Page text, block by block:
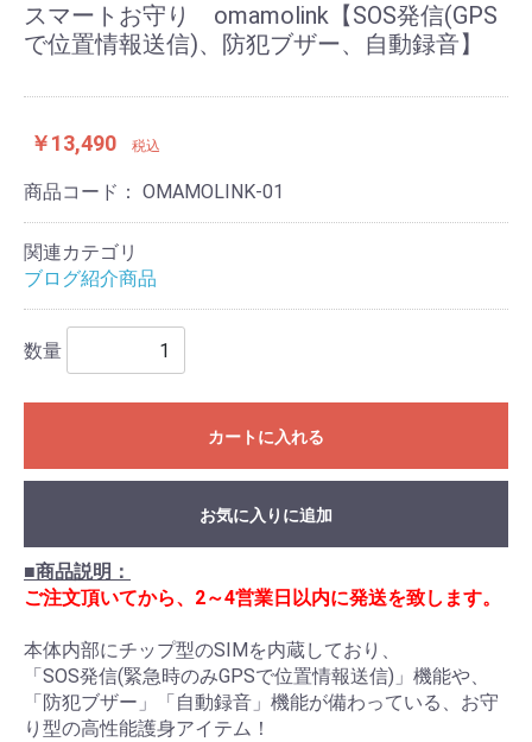
スマートお守り omamolink【SOS発信(GPS
で位置情報送信)、防犯ブザー、自動録音】
￥13,490 税込
商品コード： OMAMOLINK-01
関連カテゴリ
ブログ紹介商品
数量
カートに入れる
お気に入りに追加
■商品説明：
ご注文頂いてから、2～4営業日以内に発送を致します。
本体内部にチップ型のSIMを内蔵しており、
「SOS発信(緊急時のみGPSで位置情報送信)」機能や、
「防犯ブザー」「自動録音」機能が備わっている、お守
り型の高性能護身アイテム！